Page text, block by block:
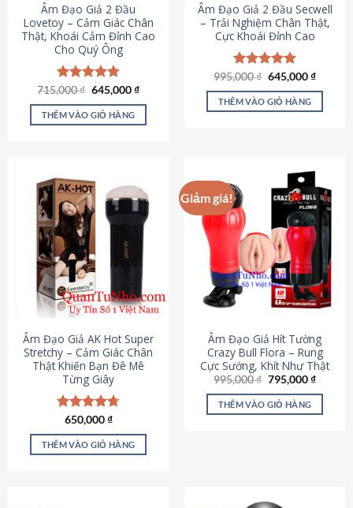
Âm Đạo Giả 2 Đầu
Lovetoy – Cảm Giác Chân
Thật, Khoái Cảm Đỉnh Cao
Cho Quý Ông
Được xếp
hạng4.79
5 sao
715,000₫ Giá
là:
715,000 ₫.
645,000₫Giá
tại
THÊM VÀO GIỎ HÀNG
Âm Đạo Giả 2 Đầu Secwell
– Trải Nghiệm Chân Thật,
Cực Khoái Đỉnh Cao
Được xếp
hạng4.88
5 sao
995,000₫ Giá
là:
995,000 ₫.
645,000₫Giá
tại
THÊM VÀO GIỎ HÀNG
Âm Đạo Giả AK Hot Super
Stretchy – Cảm Giác Chân
Thật Khiến Bạn Đê Mê
Từng Giây
Được xếp
hạng4.75
5 sao
650,000₫
THÊM VÀO GIỎ HÀNG
Giảm giá!
Âm Đạo Giả Hít Tường
Crazy Bull Flora – Rung
Cực Sướng, Khít Như Thật
995,000₫ Giá
là:
995,000 ₫.
795,000₫Giá
tại
THÊM VÀO GIỎ HÀNG